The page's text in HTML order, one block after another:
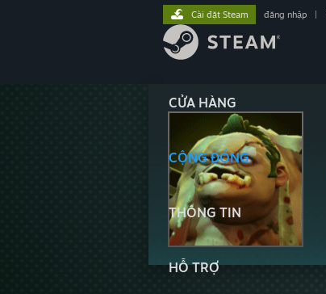
CỬA HÀNG
CỘNG ĐỒNG
THÔNG TIN
HỖ TRỢ
Cài đặt Steam đăng nhập